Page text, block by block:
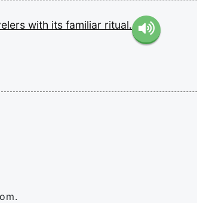
with its familiar ritual.